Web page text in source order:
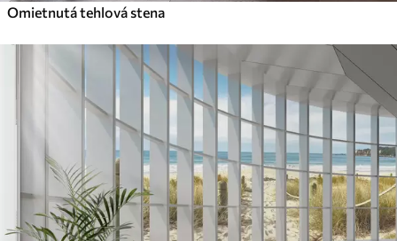
Omietnutá tehlová stena